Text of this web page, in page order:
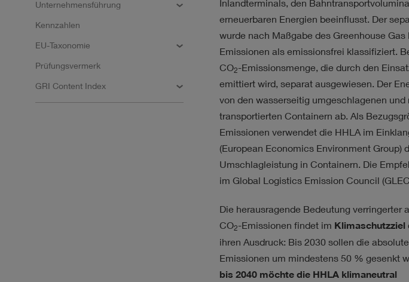
Unternehmensführung
Kennzahlen
EU-Taxonomie
Prüfungsvermerk
GRI Content Index
Inlandterminals, den
erneuerbaren Energien beeinflusst. Der
wurde nach Maßgabe des Greenhouse
Emissionen als emissionsfrei klassifiziert.
CO2-Emissionsmenge, die durch den
emittiert wird, separat ausgewiesen. Der
von den wasserseitig umgeschlagenen
transportierten Containern ab. Als
Emissionen verwendet die HHLA im
(European Economics Environment
Umschlagleistung in Containern. Die
im Global Logistics Emission Council
Die herausragende Bedeutung verringerter
CO2-Emissionen findet im Klimaschutzziel
ihren Ausdruck: Bis 2030 sollen die
Emissionen um mindestens 50 % gesenkt
bis 2040 möchte die HHLA klimaneutral